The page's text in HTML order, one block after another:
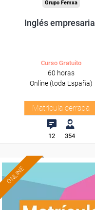
Grupo Femxa
Inglés empresarial
Curso Gratuito
60 horas
Online (toda España)
Matrícula cerrada
12 354
ONLINE